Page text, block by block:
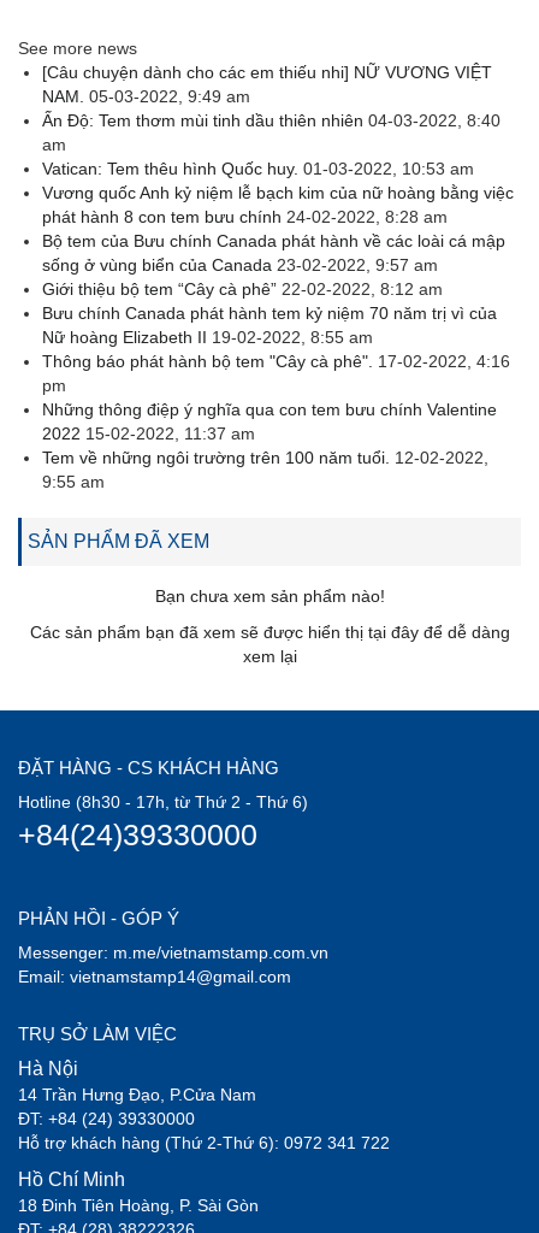
See more news
[Câu chuyện dành cho các em thiếu nhi] NỮ VƯƠNG VIỆT
NAM. 05-03-2022, 9:49 am
Ấn Độ: Tem thơm mùi tinh dầu thiên nhiên 04-03-2022, 8:40
am
Vatican: Tem thêu hình Quốc huy. 01-03-2022, 10:53 am
Vương quốc Anh kỷ niệm lễ bạch kim của nữ hoàng bằng việc
phát hành 8 con tem bưu chính 24-02-2022, 8:28 am
Bộ tem của Bưu chính Canada phát hành về các loài cá mập
sống ở vùng biển của Canada 23-02-2022, 9:57 am
Giới thiệu bộ tem “Cây cà phê” 22-02-2022, 8:12 am
Bưu chính Canada phát hành tem kỷ niệm 70 năm trị vì của
Nữ hoàng Elizabeth II 19-02-2022, 8:55 am
Thông báo phát hành bộ tem "Cây cà phê". 17-02-2022, 4:16
pm
Những thông điệp ý nghĩa qua con tem bưu chính Valentine
2022 15-02-2022, 11:37 am
Tem về những ngôi trường trên 100 năm tuổi. 12-02-2022,
9:55 am
SẢN PHẨM ĐÃ XEM
Bạn chưa xem sản phẩm nào!
Các sản phẩm bạn đã xem sẽ được hiển thị tại đây để dễ dàng
xem lại
ĐẶT HÀNG - CS KHÁCH HÀNG
Hotline (8h30 - 17h, từ Thứ 2 - Thứ 6)
+84(24)39330000
PHẢN HỒI - GÓP Ý
Messenger: m.me/vietnamstamp.com.vn
Email: vietnamstamp14@gmail.com
TRỤ SỞ LÀM VIỆC
Hà Nội
14 Trần Hưng Đạo, P.Cửa Nam
ĐT: +84 (24) 39330000
Hỗ trợ khách hàng (Thứ 2-Thứ 6): 0972 341 722
Hồ Chí Minh
18 Đinh Tiên Hoàng, P. Sài Gòn